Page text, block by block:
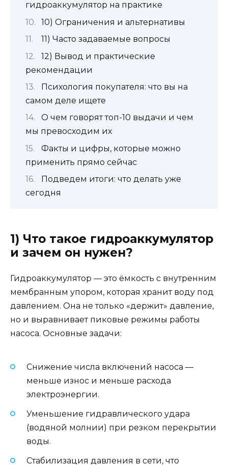
гидроаккумулятор на практике
10) Ограничения и альтернативы
11) Часто задаваемые вопросы
12) Вывод и практические
рекомендации
Психология покупателя: что вы на
самом деле ищете
О чем говорят топ-10 выдачи и чем
мы превосходим их
Факты и цифры, которые можно
применить прямо сейчас
Подведем итоги: что делать уже
сегодня
1) Что такое гидроаккумулятор
и зачем он нужен?
Гидроаккумулятор — это ёмкость с внутренним
мембранным упором, которая хранит воду под
давлением. Она не только «держит» давление,
но и выравнивает пиковые режимы работы
насоса. Основные задачи:
Снижение числа включений насоса —
меньше износ и меньше расхода
электроэнергии.
Уменьшение гидравлического удара
(водяной молнии) при резком перекрытии
воды.
Стабилизация давления в сети, что